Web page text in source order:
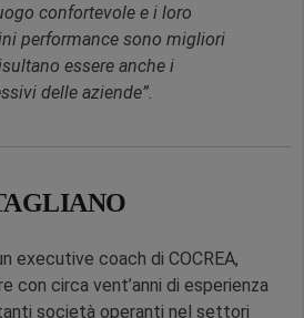
confortevole e i loro
performance sono migliori
essere anche i
delle aziende”.
executive coach di COCREA,
con circa vent’anni di esperienza
società operanti nel settori